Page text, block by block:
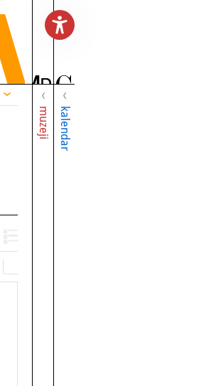
muzeji kalendar